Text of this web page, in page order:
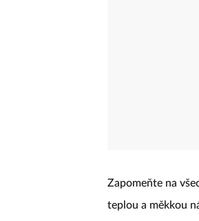
Zapomeňte na
teplou a měkkou